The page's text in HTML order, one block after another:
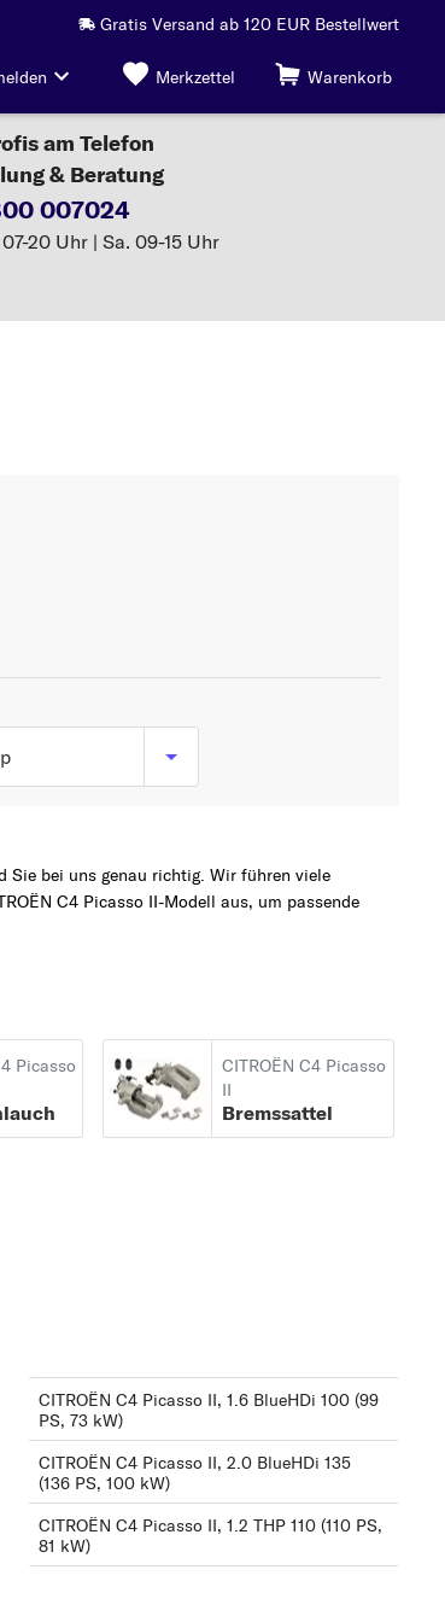
Gratis Versand ab 120 EUR Bestellwert
Merkzettel Warenkorb
am Telefon
& Beratung
007024
20 Uhr | Sa. 09-15 Uhr
THP 130 (130 PS,
BlueHDi 120 (120
88 kW)
HDi / BlueHDi 115
PS, 85 kW)
VTi 120 (120 PS, 88
BlueHDi 135 (136
BlueHDi 150 (150
Sie bei uns genau richtig. Wir führen viele
C4 Picasso II-Modell aus, um passende
Picasso
CITROËN C4 Picasso
II
Bremssattel
CITROËN C4 Picasso II, 1.6 BlueHDi 100 (99
PS, 73 kW)
CITROËN C4 Picasso II, 2.0 BlueHDi 135
(136 PS, 100 kW)
CITROËN C4 Picasso II, 1.2 THP 110 (110 PS,
81 kW)